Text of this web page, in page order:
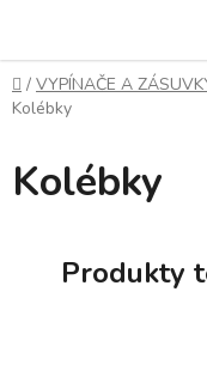
obsah
Domů
/ VYPÍNAČE A
Kolébky
Kolébky
Produkty